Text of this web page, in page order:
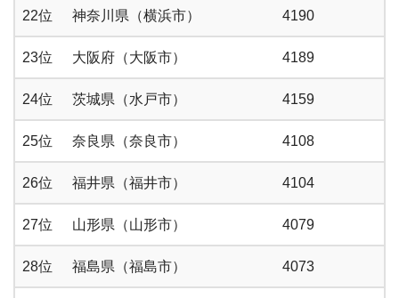
22位 神奈川県（横浜市） 4190
23位 大阪府（大阪市） 4189
24位 茨城県（水戸市） 4159
25位 奈良県（奈良市） 4108
26位 福井県（福井市） 4104
27位 山形県（山形市） 4079
28位 福島県（福島市） 4073